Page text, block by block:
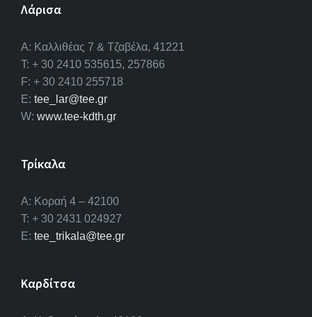
Λάρισα
A: Καλλιθέας 7 & Τζαβέλα, 41221
T: + 30 2410 535615, 257866
F: + 30 2410 255718
E: tee_lar@tee.gr
W: www.tee-kdth.gr
Τρίκαλα
Α: Κοραή 4 – 42100
T: + 30 2431 024927
E: tee_trikala@tee.gr
Καρδίτσα